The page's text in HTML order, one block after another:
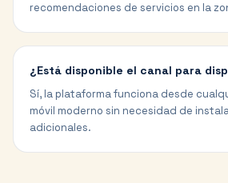
recomendaciones de servicios en la
¿Está disponible el canal para
Sí, la plataforma funciona desde
móvil moderno sin necesidad de
adicionales.